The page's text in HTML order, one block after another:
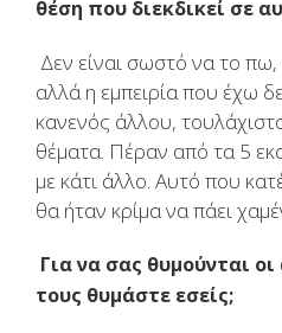
θέση που διεκδικεί σε
Δεν είναι σωστό να το πω,
αλλά η εμπειρία που έχω
κανενός άλλου,
θέματα. Πέραν από τα 5
με κάτι άλλο. Αυτό που
θα ήταν κρίμα να πάει
Για να σας θυμούνται
τους θυμάστε εσείς;